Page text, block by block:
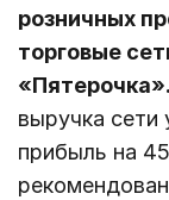
розничных
торговые
«Пятерочка».
выручка сети
прибыль на